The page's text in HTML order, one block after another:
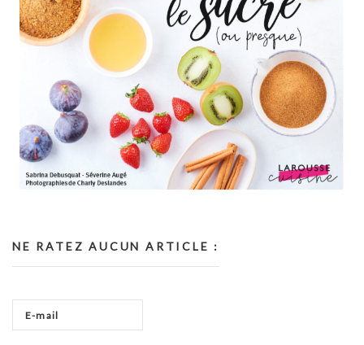
NE RATEZ AUCUN ARTICLE :